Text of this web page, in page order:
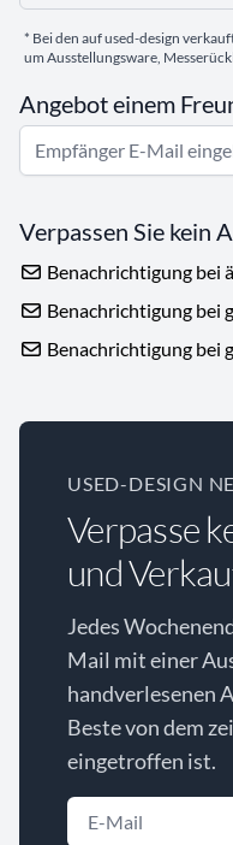
* Bei den auf used-design
um Ausstellungsware,
Angebot einem
Verpassen Sie kein
Benachrichtigung bei
Benachrichtigung bei
Benachrichtigung bei
USED-DESIGN
Verpasse
und
Jedes
Mail mit einer
handverlesenen
Beste von dem
eingetroffen ist.